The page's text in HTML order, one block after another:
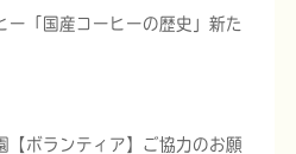
ー「国産コーヒーの歴史」新た
【ボランティア】ご協力のお願